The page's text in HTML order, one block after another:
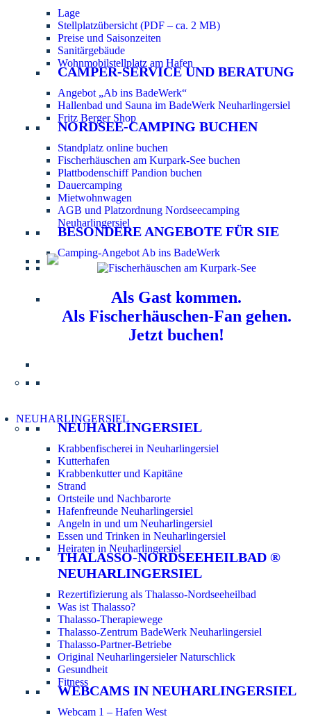
Lage
Stellplatzübersicht (PDF – ca. 2 MB)
Preise und Saisonzeiten
Sanitärgebäude
Wohnmobilstellplatz am Hafen
CAMPER-SERVICE UND BERATUNG
Angebot „Ab ins BadeWerk“
Hallenbad und Sauna im BadeWerk Neuharlingersiel
Fritz Berger Shop
NORDSEE-CAMPING BUCHEN
Standplatz online buchen
Fischerhäuschen am Kurpark-See buchen
Plattbodenschiff Pandion buchen
Dauercamping
Mietwohnwagen
AGB und Platzordnung Nordseecamping
Neuharlingersiel
BESONDERE ANGEBOTE FÜR SIE
Camping-Angebot Ab ins BadeWerk
Als Gast kommen.
Als Fischerhäuschen-Fan gehen.
Jetzt buchen!
NEUHARLINGERSIEL
NEUHARLINGERSIEL
Krabbenfischerei in Neuharlingersiel
Kutterhafen
Krabbenkutter und Kapitäne
Strand
Ortsteile und Nachbarorte
Hafenfreunde Neuharlingersiel
Angeln in und um Neuharlingersiel
Essen und Trinken in Neuharlingersiel
Heiraten in Neuharlingersiel
THALASSO-NORDSEEHEILBAD ®
NEUHARLINGERSIEL
Rezertifizierung als Thalasso-Nordseeheilbad
Was ist Thalasso?
Thalasso-Therapiewege
Thalasso-Zentrum BadeWerk Neuharlingersiel
Thalasso-Partner-Betriebe
Original Neuharlingersieler Naturschlick
Gesundheit
Fitness
WEBCAMS IN NEUHARLINGERSIEL
Webcam 1 – Hafen West